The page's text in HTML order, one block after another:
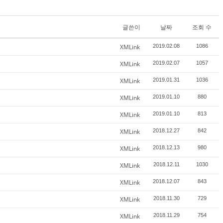
글쓴이 날짜 조회 수
XMLink 2019.02.08 1086
XMLink 2019.02.07 1057
XMLink 2019.01.31 1036
XMLink 2019.01.10 880
XMLink 2019.01.10 813
XMLink 2018.12.27 842
XMLink 2018.12.13 980
XMLink 2018.12.11 1030
XMLink 2018.12.07 843
XMLink 2018.11.30 729
XMLink 2018.11.29 754